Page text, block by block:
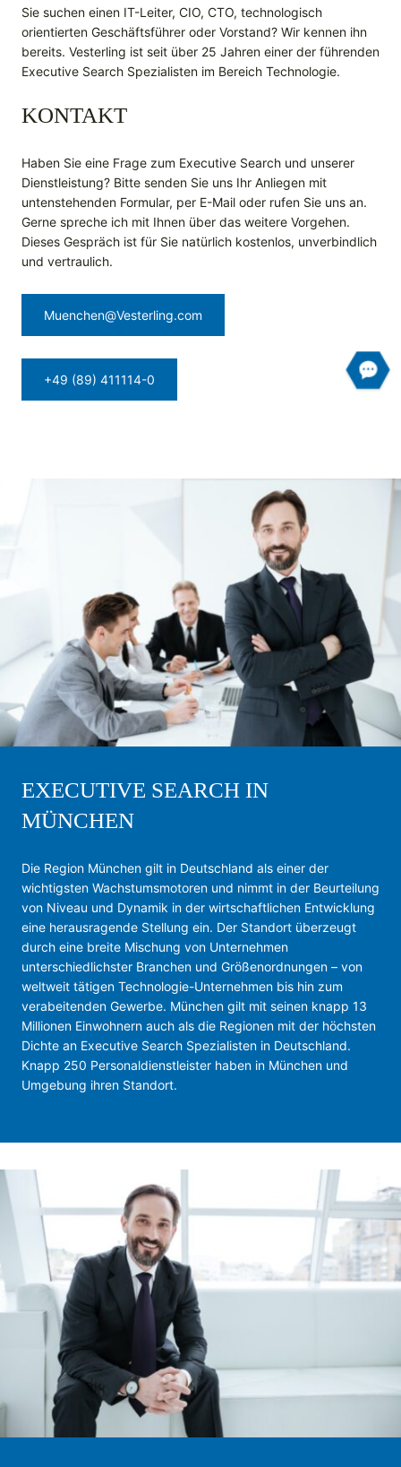
Sie suchen einen IT-Leiter, CIO, CTO, technologisch
orientierten Geschäftsführer oder Vorstand? Wir kennen ihn
bereits. Vesterling ist seit über 25 Jahren einer der führenden
Executive Search Spezialisten im Bereich Technologie.
KONTAKT
Haben Sie eine Frage zum Executive Search und unserer
Dienstleistung? Bitte senden Sie uns Ihr Anliegen mit
untenstehenden Formular, per E-Mail oder rufen Sie uns an.
Gerne spreche ich mit Ihnen über das weitere Vorgehen.
Dieses Gespräch ist für Sie natürlich kostenlos, unverbindlich
und vertraulich.
Muenchen@Vesterling.com
+49 (89) 411114-0
EXECUTIVE SEARCH IN
MÜNCHEN
Die Region München gilt in Deutschland als einer der
wichtigsten Wachstumsmotoren und nimmt in der Beurteilung
von Niveau und Dynamik in der wirtschaftlichen Entwicklung
eine herausragende Stellung ein. Der Standort überzeugt
durch eine breite Mischung von Unternehmen
unterschiedlichster Branchen und Größenordnungen – von
weltweit tätigen Technologie-Unternehmen bis hin zum
verabeitenden Gewerbe. München gilt mit seinen knapp 13
Millionen Einwohnern auch als die Regionen mit der höchsten
Dichte an Executive Search Spezialisten in Deutschland.
Knapp 250 Personaldienstleister haben in München und
Umgebung ihren Standort.